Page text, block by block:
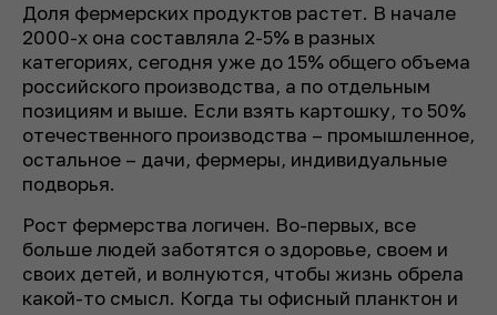
Доля фермерских продуктов растет. В начале
2000-х она составляла 2-5% в разных
категориях, сегодня уже до 15% общего объема
российского производства, а по отдельным
позициям и выше. Если взять картошку, то 50%
отечественного производства – промышленное,
остальное – дачи, фермеры, индивидуальные
подворья.
Рост фермерства логичен. Во-первых, все
больше людей заботятся о здоровье, своем и
своих детей, и волнуются, чтобы жизнь обрела
какой-то смысл. Когда ты офисный планктон и